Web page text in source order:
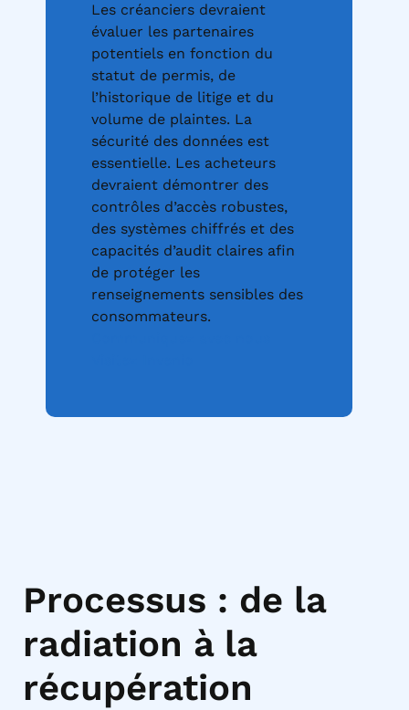
Les créanciers devraient
évaluer les partenaires
potentiels en fonction du
statut de permis, de
l’historique de litige et du
volume de plaintes. La
sécurité des données est
essentielle. Les acheteurs
devraient démontrer des
contrôles d’accès robustes,
des systèmes chiffrés et des
capacités d’audit claires afin
de protéger les
renseignements sensibles des
consommateurs.
Processus : de la
radiation à la
récupération